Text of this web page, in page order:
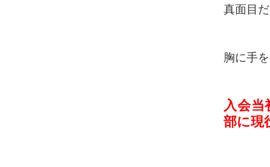
真面目
胸に手
入会当
部に現